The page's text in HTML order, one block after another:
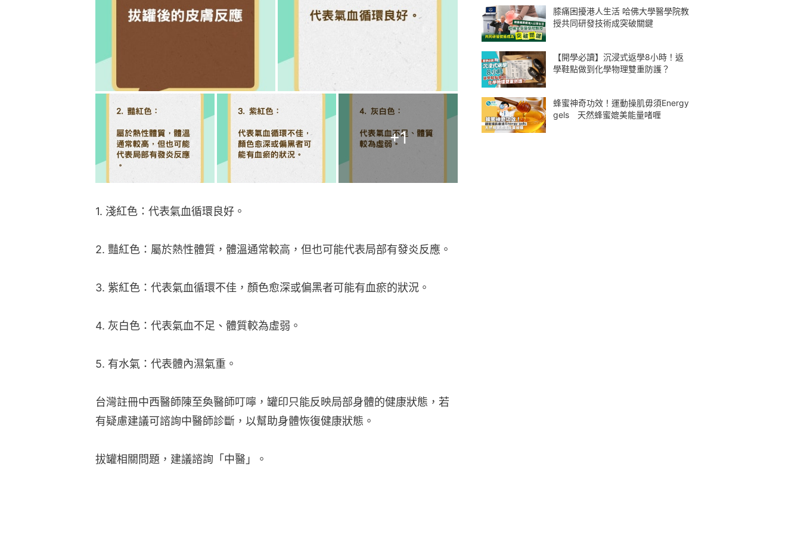
+1
1. 淺紅色：代表氣血循環良好。
2. 豔紅色：屬於熱性體質，體溫通常較高，但也可能代表局部有發炎反應。
3. 紫紅色：代表氣血循環不佳，顏色愈深或偏黑者可能有血瘀的狀況。
4. 灰白色：代表氣血不足、體質較為虛弱。
5. 有水氣：代表體內濕氣重。
台灣註冊中西醫師陳至奐醫師叮嚀，罐印只能反映局部身體的健康狀態，若
有疑慮建議可諮詢中醫師診斷，以幫助身體恢復健康狀態。
拔罐相關問題，建議諮詢「中醫」。
膝痛困擾港人生活 哈佛大學醫學院教
授共同研發技術成突破關鍵
【開學必讀】沉浸式返學8小時！返
學鞋點做到化學物理雙重防護？
蜂蜜神奇功效！運動操肌毋須Energy
gels 天然蜂蜜媲美能量啫喱